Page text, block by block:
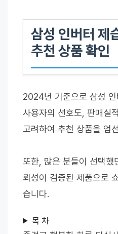
삼성 인버터 제
추천 상품 확인
2024년 기준으로 삼성 인
사용자의 선호도, 판매실
고려하여 추천 상품을 엄
또한, 많은 분들이 선택했
뢰성이 검증된 제품으로
습니다.
목 차